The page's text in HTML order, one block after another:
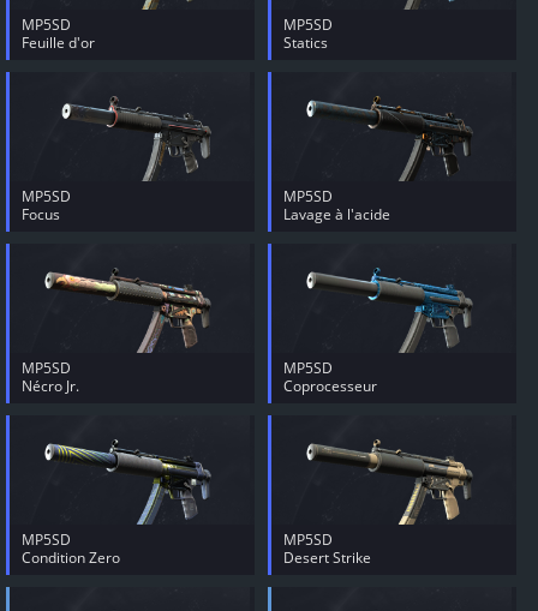
MP5SD
Feuille d'or
MP5SD
Statics
MP5SD
Focus
MP5SD
Lavage à l'acide
MP5SD
Nécro Jr.
MP5SD
Coprocesseur
MP5SD
Condition Zero
MP5SD
Desert Strike